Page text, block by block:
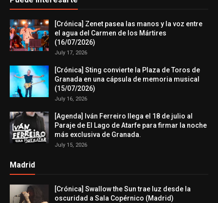
[Crónica] Zenet pasea las manos y la voz entre
el agua del Carmen de los Mártires
(16/07/2026)
July 17, 2026
[Crónica] Sting convierte la Plaza de Toros de
Granada en una cápsula de memoria musical
(15/07/2026)
July 16, 2026
[Agenda] Iván Ferreiro llega el 18 de julio al
Paraje de El Lago de Atarfe para firmar la noche
más exclusiva de Granada.
July 15, 2026
Madrid
[Crónica] Swallow the Sun trae luz desde la
oscuridad a Sala Copérnico (Madrid)